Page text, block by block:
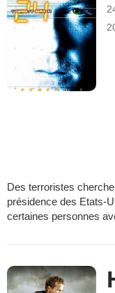
Des terroristes
présidence des Etats-
certaines personnes